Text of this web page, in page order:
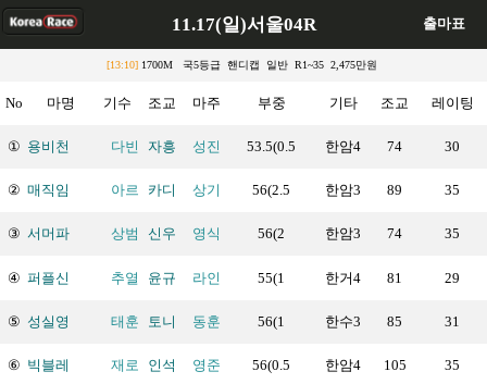
11.17(일)서울04R 출마표
[13:10] 1700M 국5등급 핸디캡 일반 R1~35 2,475만원
No 마명 기수 조교 마주 부중 기타 조교 레이팅
① 용비천 다빈 자흥 성진 53.5(0.5 한암4 74 30
② 매직임 아르 카디 상기 56(2.5 한암3 89 35
③ 서머파 상범 신우 영식 56(2 한암3 74 35
④ 퍼플신 추열 윤규 라인 55(1 한거4 81 29
⑤ 성실영 태훈 토니 동훈 56(1 한수3 85 31
⑥ 빅블레 재로 인석 영준 56(0.5 한암4 105 35